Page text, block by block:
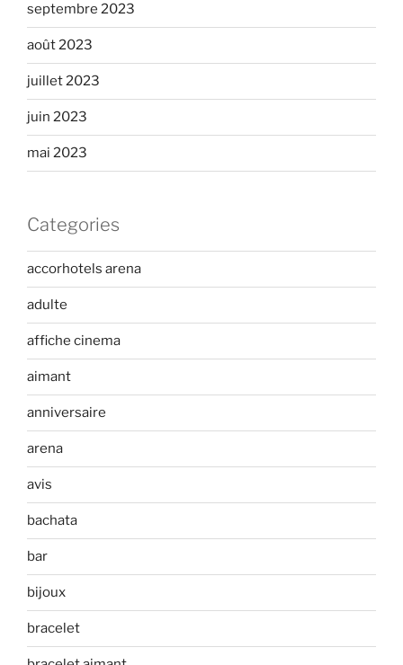
septembre 2023
août 2023
juillet 2023
juin 2023
mai 2023
Categories
accorhotels arena
adulte
affiche cinema
aimant
anniversaire
arena
avis
bachata
bar
bijoux
bracelet